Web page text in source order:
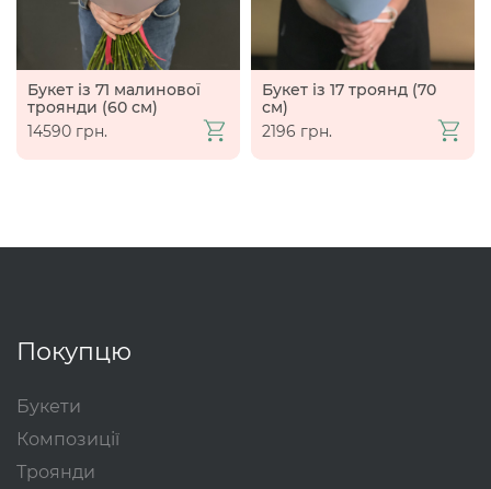
Букет із 71 малинової
троянди (60 см)
14590 грн.
Букет із 17 троянд (70
см)
2196 грн.
Покупцю
Букети
Композиції
Троянди